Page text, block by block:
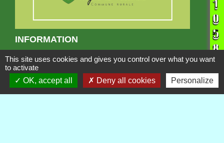
INFORMATION
This site uses cookies and gives you control over what you want
to activate
OK, accept all
Deny all cookies Personalize